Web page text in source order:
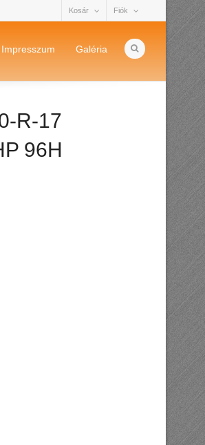
Kosár Fiók
Impresszum Galéria
R-17
96H